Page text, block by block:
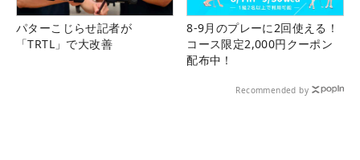
パターこじらせ記者が
「TRTL」で大改善
8-9月のプレーに2回使える！
コース限定2,000円クーポン
配布中！
Recommended by